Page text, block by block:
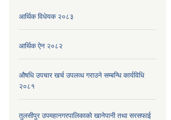
आर्थिक विधेयक २०८३
आर्थिक ऐन २०८२
औषधि उपचार खर्च उपलव्ध गराउने सम्बन्धि कार्यविधि
२०८१
तुलसीपुर उपमहानगरपालिकाको खानेपानी तथा सरसफाई